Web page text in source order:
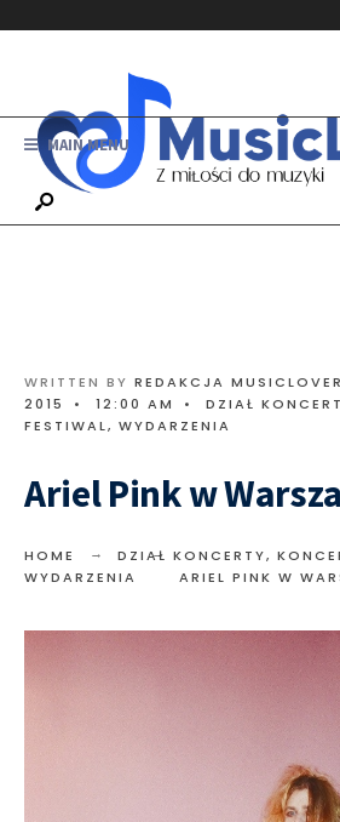
MAIN MENU
WRITTEN BY REDAKCJA
2015
• 12:00 AM • DZIAŁ
FESTIWAL, WYDARZENIA
Ariel Pink w
HOME DZIAŁ KONCERTY,
WYDARZENIA
ARIEL PINK W